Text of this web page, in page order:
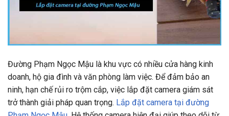
Đường Phạm Ngọc Mậu là khu vực có nhiều cửa hàng kinh
doanh, hộ gia đình và văn phòng làm việc. Để đảm bảo an
ninh, hạn chế rủi ro trộm cắp, việc lắp đặt camera giám sát
trở thành giải pháp quan trọng. Lắp đặt camera tại đường